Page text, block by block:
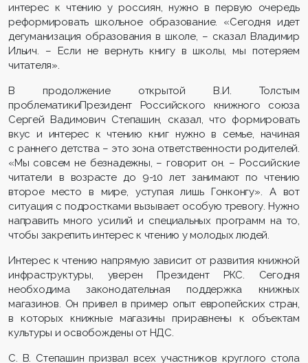
интерес к чтению у россиян, нужно в первую очередь
реформировать школьное образование. «Сегодня идет
дегуманизация образования в школе, – сказал Владимир
Ильич. – Если не вернуть книгу в школы, мы потеряем
читателя».
В продолжение открытой В.И. Толстым
проблематикиПрезидент Российского книжного союза
Сергей Вадимович Степашин, сказал, что формировать
вкус и интерес к чтению книг нужно в семье, начиная
с раннего детства – это зона ответственности родителей.
«Мы совсем не безнадежны, – говорит он. – Российские
читатели в возрасте до 9-10 лет занимают по чтению
второе место в мире, уступая лишь Гонконгу». А вот
ситуация с подростками вызывает особую тревогу. Нужно
направить много усилий и специальных программ на то,
чтобы закрепить интерес к чтению у молодых людей.
Интерес к чтению напрямую зависит от развития книжной
инфраструктуры, уверен Президент РКС. Сегодня
необходима законодательная поддержка книжных
магазинов. Он привел в пример опыт европейских стран,
в которых книжные магазины приравнены к объектам
культуры и освобождены от НДС.
С. В. Степашин призвал всех участников круглого стола